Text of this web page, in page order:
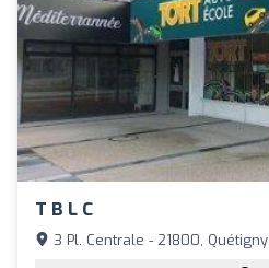
T B L C
3 Pl. Centrale - 21800, Quétigny